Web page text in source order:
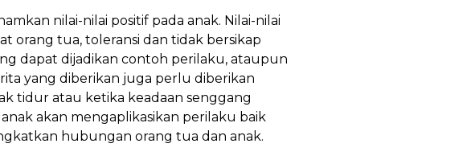
nilai-nilai positif pada anak. Nilai-nilai
orang tua, toleransi dan tidak bersikap
dapat dijadikan contoh perilaku, ataupun
yang diberikan juga perlu diberikan
tidur atau ketika keadaan senggang
akan mengaplikasikan perilaku baik
hubungan orang tua dan anak.